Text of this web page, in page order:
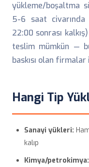
yükleme/boşaltma
5-6 saat
22:00 sonrası
teslim mümkün —
baskısı olan
Hangi Tip
Sanayi yükleri:
kalıp
Kimya/petrokimya: